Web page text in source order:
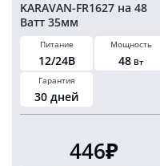
KARAVAN-FR1627 на 48
Ватт 35мм
Питание
12/24В
Мощность
48 Вт
Гарантия
30 дней
446₽